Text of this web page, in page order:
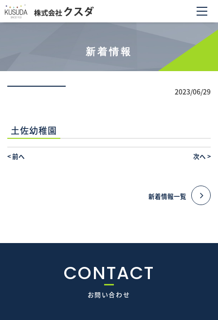
新着情報
2023/06/29
土佐幼稚園
<前へ 次へ >
新着情報一覧
CONTACT
お問い合わせ